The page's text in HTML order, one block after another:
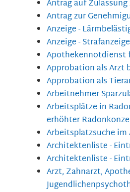
Antrag auf
Antrag zur
Anzeige -
Anzeige -
Apothekennotdienst
Approbation als Arzt
Approbation als
Arbeitnehmer-
Arbeitsplätze in
erhöhter
Arbeitsplatzsuche
Architektenliste -
Architektenliste -
Arzt, Zahnarzt,